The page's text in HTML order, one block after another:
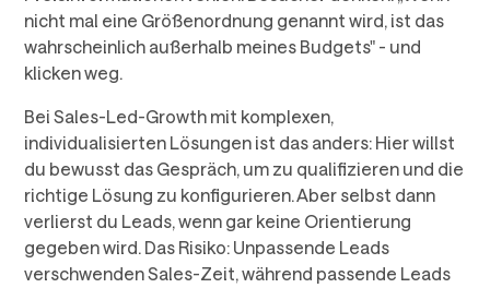
nicht mal eine Größenordnung genannt wird, ist das
wahrscheinlich außerhalb meines Budgets" - und
klicken weg.
Bei Sales-Led-Growth mit komplexen,
individualisierten Lösungen ist das anders: Hier willst
du bewusst das Gespräch, um zu qualifizieren und die
richtige Lösung zu konfigurieren. Aber selbst dann
verlierst du Leads, wenn gar keine Orientierung
gegeben wird. Das Risiko: Unpassende Leads
verschwenden Sales-Zeit, während passende Leads